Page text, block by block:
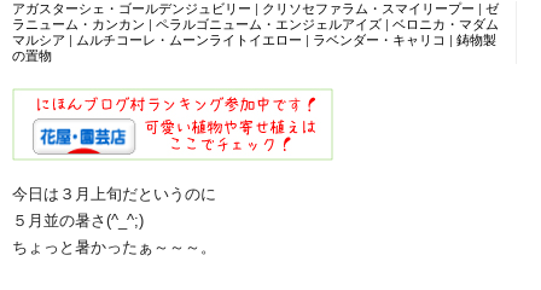
アガスターシェ・ゴールデンジュビリー | クリソセファラム・スマイリープー | ゼ
ラニューム・カンカン | ペラルゴニューム・エンジェルアイズ | ベロニカ・マダム
マルシア | ムルチコーレ・ムーンライトイエロー | ラベンダー・キャリコ | 鋳物製
の置物
今日は３月上旬だというのに
５月並の暑さ(^_^;)
ちょっと暑かったぁ～～～。